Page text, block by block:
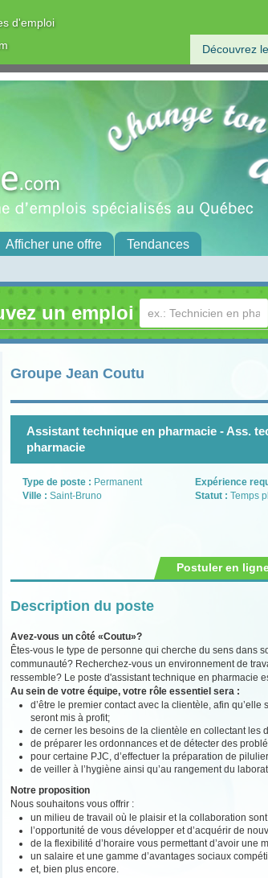
d'emploi
Découvrez
Afficher une offre Tendances
un emploi
Groupe Jean Coutu
Assistant technique en pharmacie - Ass.
pharmacie
Type de poste : Permanent
Ville : Saint-Bruno
Expérience
Statut : Temps
Postuler en
Description du poste
Avez-vous un côté «Coutu»?
Êtes-vous le type de personne qui cherche du sens dans
communauté? Recherchez-vous un environnement de
ressemble? Le poste d'assistant technique en pharmacie
Au sein de votre équipe, votre rôle essentiel sera :
d’être le premier contact avec la clientèle, afin
seront mis à profit;
de cerner les besoins de la clientèle en collectant
de préparer les ordonnances et de détecter des
pour certaine PJC, d’effectuer la préparation de
de veiller à l’hygiène ainsi qu’au rangement du
Notre proposition
Nous souhaitons vous offrir :
un milieu de travail où le plaisir et la collaboration
l’opportunité de vous développer et d’acquérir de
de la flexibilité d’horaire vous permettant d’avoir
un salaire et une gamme d’avantages sociaux
et, bien plus encore.